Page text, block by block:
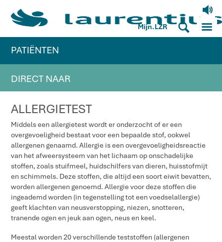
V
Mijn.LZR S M
PATIËNTEN
DIRECT NAAR
ALLERGIETEST
Middels een allergietest wordt er onderzocht of er een
overgevoeligheid bestaat voor een bepaalde stof, ookwel
allergenen genaamd. Allergie is een overgevoeligheidsreactie
van het afweersysteem van het lichaam op onschadelijke
stoffen, zoals stuifmeel, huidschilfers van dieren, huisstofmijt
en schimmels. Deze stoffen, die altijd een soort eiwit bevatten,
worden allergenen genoemd. Allergie voor deze stoffen die
ingeademd worden (in tegenstelling tot een voedselallergie)
geeft klachten van neusverstopping, niezen, snotteren,
tranende ogen en jeuk aan ogen, neus en keel.
Meestal worden 20 verschillende teststoffen (allergenen